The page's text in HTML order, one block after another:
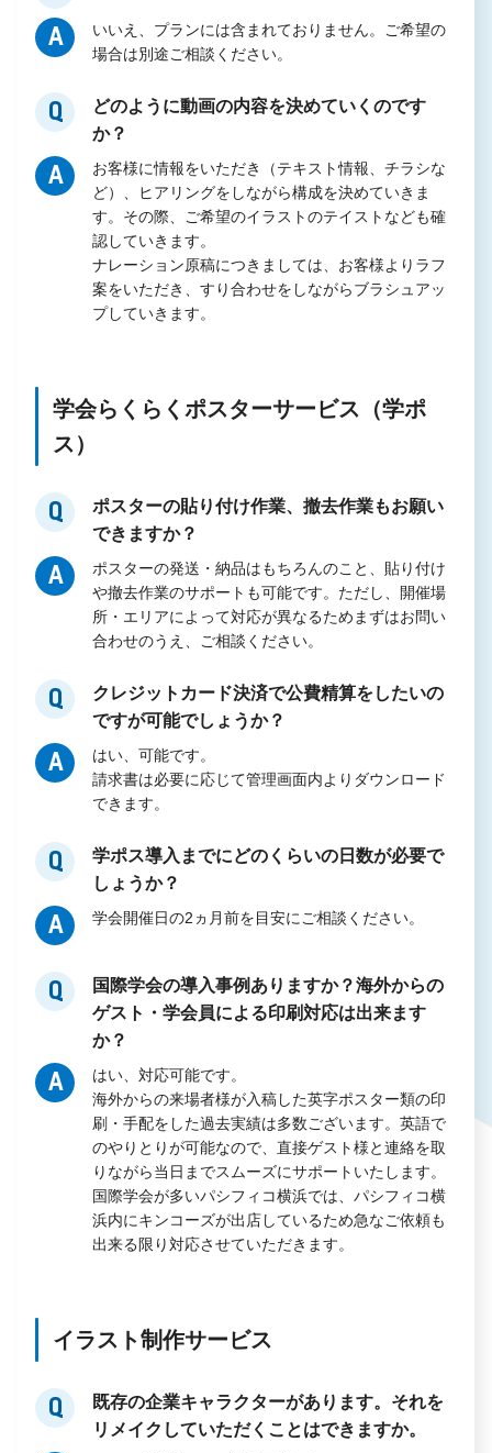
A
いいえ、プランには含まれておりません。ご希望の
場合は別途ご相談ください。
Q
どのように動画の内容を決めていくのです
か？
A
お客様に情報をいただき（テキスト情報、チラシな
ど）、ヒアリングをしながら構成を決めていきま
す。その際、ご希望のイラストのテイストなども確
認していきます。
ナレーション原稿につきましては、お客様よりラフ
案をいただき、すり合わせをしながらブラシュアッ
プしていきます。
学会らくらくポスターサービス（学ポ
ス）
Q
ポスターの貼り付け作業、撤去作業もお願い
できますか？
A
ポスターの発送・納品はもちろんのこと、貼り付け
や撤去作業のサポートも可能です。ただし、開催場
所・エリアによって対応が異なるためまずはお問い
合わせのうえ、ご相談ください。
Q
クレジットカード決済で公費精算をしたいの
ですが可能でしょうか？
A
はい、可能です。
請求書は必要に応じて管理画面内よりダウンロード
できます。
Q
学ポス導入までにどのくらいの日数が必要で
しょうか？
A 学会開催日の2ヵ月前を目安にご相談ください。
Q
国際学会の導入事例ありますか？海外からの
ゲスト・学会員による印刷対応は出来ます
か？
A
はい、対応可能です。
海外からの来場者様が入稿した英字ポスター類の印
刷・手配をした過去実績は多数ございます。英語で
のやりとりが可能なので、直接ゲスト様と連絡を取
りながら当日までスムーズにサポートいたします。
国際学会が多いパシフィコ横浜では、パシフィコ横
浜内にキンコーズが出店しているため急なご依頼も
出来る限り対応させていただきます。
イラスト制作サービス
Q
既存の企業キャラクターがあります。それを
リメイクしていただくことはできますか。